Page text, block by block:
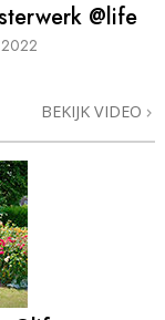
@life
2022
BEKIJK VIDEO